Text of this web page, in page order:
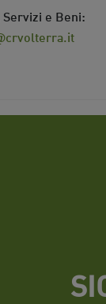
e Beni: